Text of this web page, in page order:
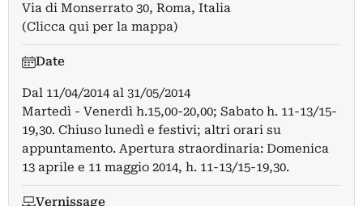
Via di Monserrato 30, Roma, Italia
(Clicca qui per la mappa)
Date
Dal 11/04/2014al 31/05/2014
Martedì - Venerdì h.15,00-20,00; Sabato h. 11-13/15-
19,30. Chiuso lunedì e festivi; altri orari su
appuntamento. Apertura straordinaria: Domenica
13 aprile e 11 maggio 2014, h. 11-13/15-19,30.
Vernissage